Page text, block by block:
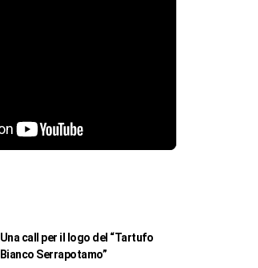
Una call per il logo del “Tartufo
Bianco Serrapotamo”